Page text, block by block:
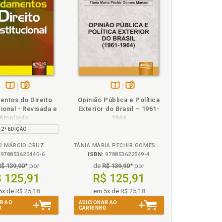
Ronald Dworkin, p. 125
do poder ., p. 34
essencial à concretização dos direitos
33
e os avanços no âmbito da hermenêutica
pelo Supremo Tribunal Federal: argumentos
essencial na criação e aplicação do
contemporâneo e os avanços no âmbito
B.V.
do Direito
- Revisada e
Ampliada
2ª EDIÇÃO
MÁRCIO CRUZ
978853620440-6
139,90* por
125,91
de R$ 25,18
AO
na
B.V.
Opinião Pública e Política
Exterior do Brasil – 1961-
1964
TÂNIA MARIA PECHIR GOMES MANZUR
ISBN: 978853622549-4
deR$ 139,90* por
R$ 125,91
em 5x de R$ 25,18
ADICIONAR AO
CARRINHO